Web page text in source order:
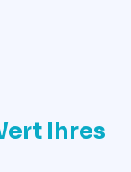
Ihres